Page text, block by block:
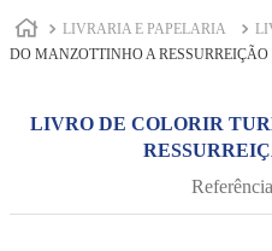
LIVRARIA E PAPELARIA
DO MANZOTTINHO A RESSURREIÇÃO
LIVRO DE COLORIR
Referência
1º
3º
4º
5º